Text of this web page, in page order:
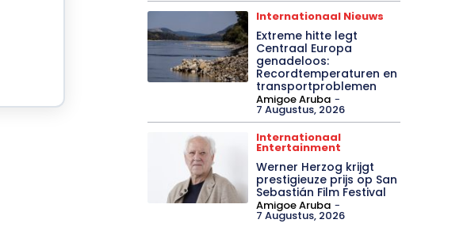
Internationaal Nieuws
Extreme hitte legt
Centraal Europa
genadeloos:
Recordtemperaturen en
transportproblemen
Amigoe Aruba -
7 Augustus, 2026
Internationaal
Entertainment
Werner Herzog krijgt
prestigieuze prijs op San
Sebastián Film Festival
Amigoe Aruba -
7 Augustus, 2026